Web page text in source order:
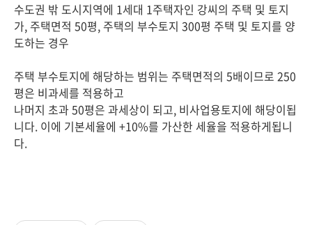
수도권 밖 도시지역에 1세대 1주택자인 강씨의 주택 및 토지
가, 주택면적 50평, 주택의 부수토지 300평 주택 및 토지를 양
도하는 경우
주택 부수토지에 해당하는 범위는 주택면적의 5배이므로 250
평은 비과세를 적용하고
나머지 초과 50평은 과세상이 되고, 비사업용토지에 해당이됩
니다. 이에 기본세율에 +10%를 가산한 세율을 적용하게됩니
다.